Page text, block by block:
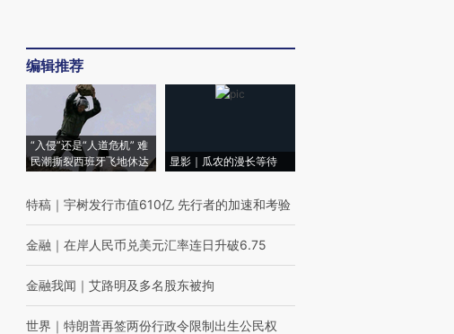
编辑推荐
“入侵”还是“人道危机” 难
民潮撕裂西班牙飞地休达
显影｜瓜农的漫长等待
特稿 ｜ 宇树发行市值610亿 先行者的加速和考验
金融 ｜ 在岸人民币兑美元汇率连日升破6.75
金融我闻 ｜ 艾路明及多名股东被拘
世界 ｜ 特朗普再签两份行政令限制出生公民权